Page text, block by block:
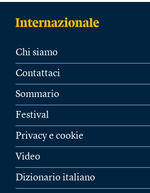
Chi siamo
Contattaci
Sommario
Festival
Privacy e cookie
Video
Dizionario italiano